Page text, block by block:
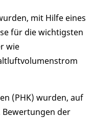
mit Hilfe eines
für die wichtigsten
wie
(PHK) wurden, auf
Bewertungen der